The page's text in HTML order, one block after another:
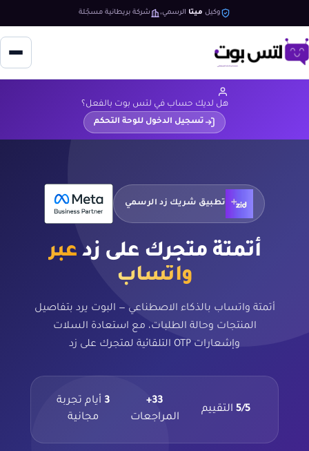
وكيل ميتا الرسمي شركة بريطانية مسجّلة
هل لديك حساب في لتس بوت بالفعل؟
تسجيل الدخول للوحة التحكم
تطبيق شريك زد الرسمي
أتمتة متجرك على زد عبر
واتساب
أتمتة واتساب بالذكاء الاصطناعي — البوت يرد بتفاصيل
المنتجات وحالة الطلبات، مع استعادة السلات
وإشعارات OTP التلقائية لمتجرك على زد
5/5 التقييم
33+
المراجعات
3 أيام تجربة
مجانية